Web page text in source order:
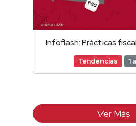
Infoflash: Prácticas
Tendencias 1
Ver Más